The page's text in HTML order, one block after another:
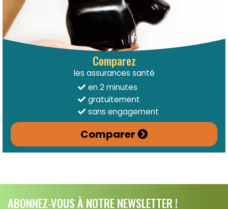
Comparez
les assurances santé
en 2 minutes
gratuitement
sans engagement
Comparer
ABONNEZ-VOUS À NOTRE NEWSLETTER !